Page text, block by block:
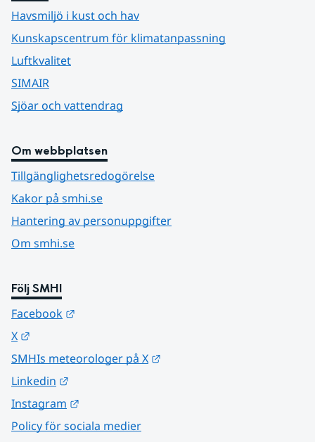
Havsmiljö i kust och hav
Kunskapscentrum för klimatanpassning
Luftkvalitet
SIMAIR
Sjöar och vattendrag
Om webbplatsen
Tillgänglighetsredogörelse
Kakor på smhi.se
Hantering av personuppgifter
Om smhi.se
Följ SMHI
Facebook
X
SMHIs meteorologer på X
Linkedin
Instagram
Policy för sociala medier